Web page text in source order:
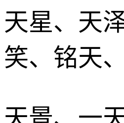
天星、天
笑、铭天